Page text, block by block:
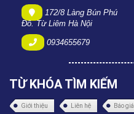
172/8 Làng Bún Phú
Đô. Từ Liêm Hà Nội
0934655679
TỪ KHÓA TÌM KIẾM
Giới thiệu Liên hệ Báo giá